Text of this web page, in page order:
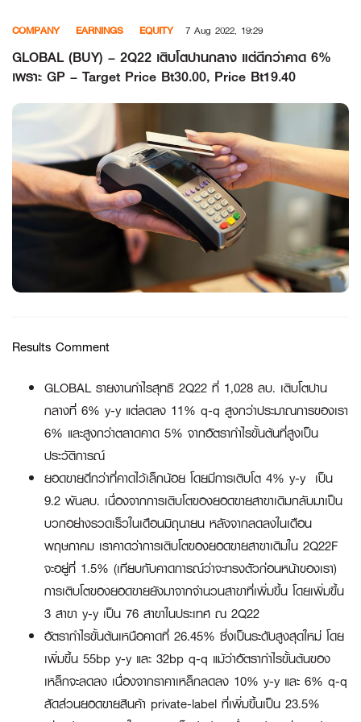
content
COMPANY EARNINGS EQUITY 7 Aug 2022, 19:29
GLOBAL (BUY) – 2Q22 เติบโตปานกลาง แต่ดีกว่าคาด 6%
เพราะ GP – Target Price Bt30.00, Price Bt19.40
Results Comment
GLOBAL รายงานกำไรสุทธิ 2Q22 ที่ 1,028 ลบ. เติบโตปาน
กลางที่ 6% y-y แต่ลดลง 11% q-q สูงกว่าประมาณการของเรา
6% และสูงกว่าตลาดคาด 5% จากอัตรากำไรขั้นต้นที่สูงเป็น
ประวัติการณ์
ยอดขายดีกว่าที่คาดไว้เล็กน้อย โดยมีการเติบโต 4% y-y เป็น
9.2 พันลบ. เนื่องจากการเติบโตของยอดขายสาขาเดิมกลับมาเป็น
บวกอย่างรวดเร็วในเดือนมิถุนายน หลังจากลดลงในเดือน
พฤษภาคม เราคาดว่าการเติบโตของยอดขายสาขาเดิมใน 2Q22F
จะอยู่ที่ 1.5% (เทียบกับคาดการณ์ว่าจะทรงตัวก่อนหน้าของเรา)
การเติบโตของยอดขายยังมาจากจำนวนสาขาที่เพิ่มขึ้น โดยเพิ่มขึ้น
3 สาขา y-y เป็น 76 สาขาในประเทศ ณ 2Q22
อัตรากำไรขั้นต้นเหนือคาดที่ 26.45% ซึ่งเป็นระดับสูงสุดใหม่ โดย
เพิ่มขึ้น 55bp y-y และ 32bp q-q แม้ว่าอัตรากำไรขั้นต้นของ
เหล็กจะลดลง เนื่องจากราคาเหล็กลดลง 10% y-y และ 6% q-q
สัดส่วนยอดขายสินค้า private-label ที่เพิ่มขึ้นเป็น 23.5%